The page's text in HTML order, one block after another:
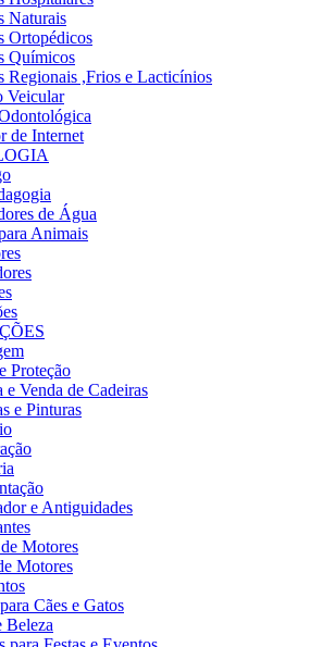
Naturais
Ortopédicos
Químicos
Regionais ,Frios e Lacticínios
Veicular
de Internet
de Água
Animais
Proteção
e Venda de Cadeiras
e Pinturas
e Antiguidades
Motores
Motores
Cães e Gatos
Beleza